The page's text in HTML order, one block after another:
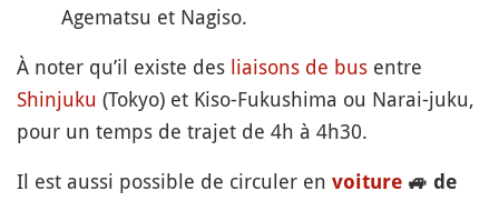
Agematsu et Nagiso.
À noter qu’il existe des liaisons de bus entre
Shinjuku (Tokyo) et Kiso-Fukushima ou Narai-juku,
pour un temps de trajet de 4h à 4h30.
Il est aussi possible de circuler en voiture 🚙 de